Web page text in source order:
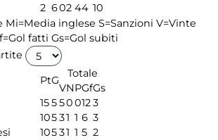
2 602 44 10
Mi=Media inglese S=Sanzioni V=Vinte
fatti Gs=Gol subiti
PtG
Totale
VNPGfGs
155500123
10531 1 6 3
10531 1 5 2